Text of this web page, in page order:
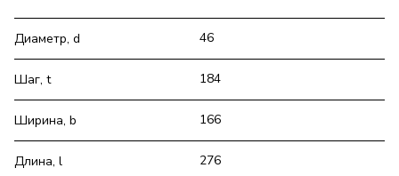
Диаметр, d 46
Шаг, t 184
Ширина, b 166
Длина, l 276